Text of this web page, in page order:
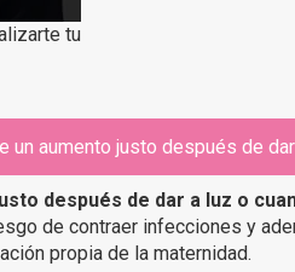
tu
un aumento justo después de
después de dar a luz o
de contraer infecciones y
propia de la maternidad.